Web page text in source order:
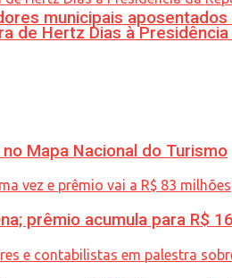
municipais
de Hertz Dias à
Mapa Nacional do Turismo
prêmio acumula para R$